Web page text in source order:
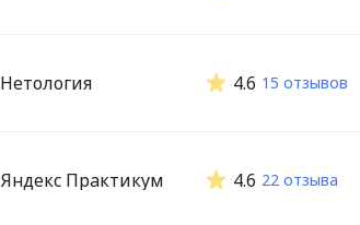
Нетология 4.6 15 отзывов
Яндекс Практикум 4.6 22 отзыва